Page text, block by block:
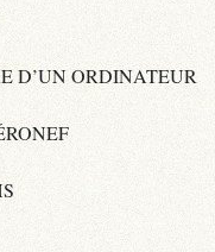
D’UN ORDINATEUR